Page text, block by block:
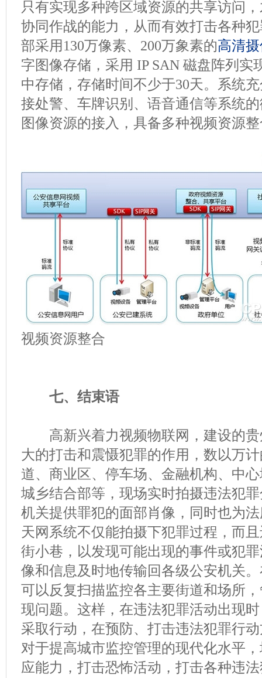
只有实现多种跨区域资源的共享访问
协同作战的能力，从而有效打击各种
部采用130万像素、200万象素的高清
字图像存储，采用 IP SAN 磁盘阵列实
中存储，存储时间不少于30天。系统
接处警、车牌识别、语音通信等系统
图像资源的接入，具备多种视频资源
视频资源整合
七、结束语
高新兴着力视频物联网，建设的贵
大的打击和震慑犯罪的作用，数以万
道、商业区、停车场、金融机构、中
城乡结合部等，现场实时拍摄违法犯
机关提供罪犯的面部肖像，同时也为
天网系统不仅能拍摄下犯罪过程，而
街小巷，以发现可能出现的事件或犯
像和信息及时地传输回各级公安机关
可以反复扫描监控各主要街道和场所
现问题。这样，在违法犯罪活动出现
采取行动，在预防、打击违法犯罪行
对于提高城市监控管理的现代化水平
应能力，打击恐怖活动，打击各种违